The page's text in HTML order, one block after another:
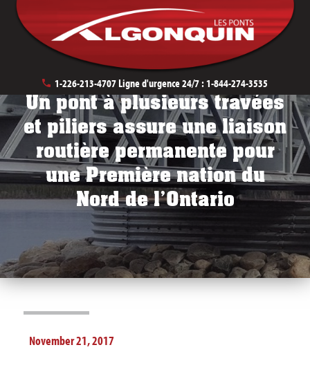
1-226-213-4707 Ligne d'urgence 24/7 :1-844-274-3535
Transports Traverses de cours d’eau
Un pont à plusieurs travées
et piliers assure une liaison
routière permanente pour
une Première nation du
Nord de l’Ontario
November 21, 2017